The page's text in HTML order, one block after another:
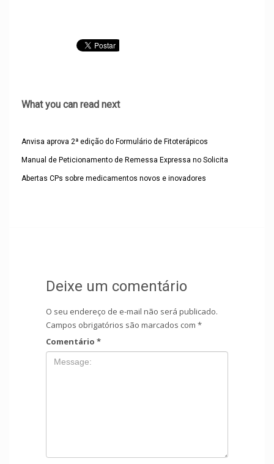
What you can read next
Anvisa aprova 2ª edição do Formulário de Fitoterápicos
Manual de Peticionamento de Remessa Expressa no Solicita
Abertas CPs sobre medicamentos novos e inovadores
Deixe um comentário
O seu endereço de e-mail não será publicado.
Campos obrigatórios são marcados com *
Comentário *